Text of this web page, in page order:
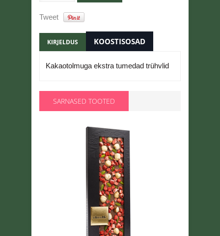
Tweet
KIRJELDUS KOOSTISOSAD
Kakaotolmuga ekstra tumedad trühvlid
SARNASED TOOTED